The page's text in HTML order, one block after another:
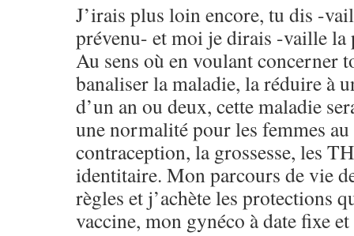
J’irais plus loin encore, tu dis -
prévenu- et moi je dirais -vaille la
Au sens où en voulant concerner
banaliser la maladie, la réduire à
d’un an ou deux, cette maladie
une normalité pour les femmes
contraception, la grossesse, les
identitaire. Mon parcours de vie
règles et j’achète les protections
vaccine, mon gynéco à date fixe